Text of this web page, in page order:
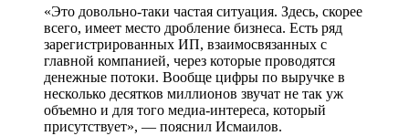
«Это довольно-таки частая ситуация. Здесь, скорее
всего, имеет место дробление бизнеса. Есть ряд
зарегистрированных ИП, взаимосвязанных с
главной компанией, через которые проводятся
денежные потоки. Вообще цифры по выручке в
несколько десятков миллионов звучат не так уж
объемно и для того медиа-интереса, который
присутствует», — пояснил Исмаилов.